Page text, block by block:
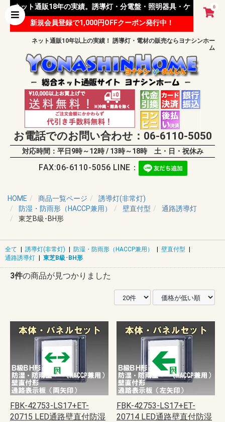
0
ネット通販18年の実績。誘導灯・分電盤・照明器具・ケ
ーブル等 様々な資材を取り扱っています。
新規会員登録で1,000円OFFクーポン発行中！
ネット通販10年以上の実績！ 誘導灯・電材の販売ならヨナシンホー
ム
お電話でのお問い合わせ：06-6110-5050
対応時間：平日9時～12時 / 13時～18時 土・日・祝休み
FAX:06-6110-5056 LINE：
HOME 商品一覧ページ
誘導灯(非常灯)
防湿・防雨形（HACCP兼用）
壁直付型
通路誘導灯
東芝B級･BH形
全て | 誘導灯(非常灯) | 防湿・防雨形（HACCP兼用） | 壁直付型 |
通路誘導灯 | 東芝B級･BH形
3件の商品が見つかりました
FBK-42753-LS17+ET-
20715 LED通路壁直付防湿
FBK-42753-LS17+ET-
20714 LED通路壁直付防湿